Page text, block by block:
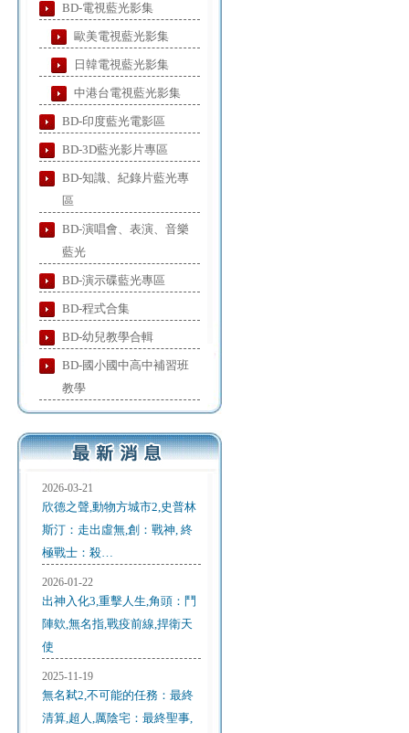
BD-電視藍光影集
歐美電視藍光影集
日韓電視藍光影集
中港台電視藍光影集
BD-印度藍光電影區
BD-3D藍光影片專區
BD-知識、紀錄片藍光專
區
BD-演唱會、表演、音樂
藍光
BD-演示碟藍光專區
BD-程式合集
BD-幼兒教學合輯
BD-國小國中高中補習班
教學
2026-03-21
欣德之聲,動物方城市2,史普林
斯汀：走出虛無,創：戰神, 終
極戰士：殺…
2026-01-22
出神入化3,重擊人生,角頭：鬥
陣欸,無名指,戰疫前線,捍衛天
使
2025-11-19
無名弒2,不可能的任務：最終
清算,超人,厲陰宅：最終聖事,